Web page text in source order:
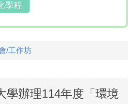
學程
/工作坊
學辦理114年度「環境